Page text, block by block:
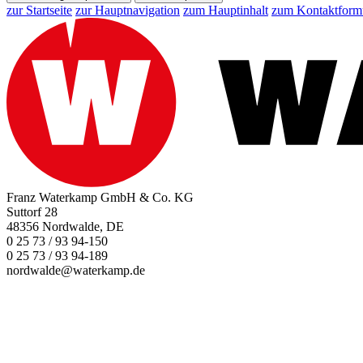
zur Startseite zur Hauptnavigation zum Hauptinhalt zum
Franz Waterkamp GmbH & Co. KG
Suttorf 28
48356 Nordwalde, DE
0 25 73 / 93 94-150
0 25 73 / 93 94-189
nordwalde@waterkamp.de